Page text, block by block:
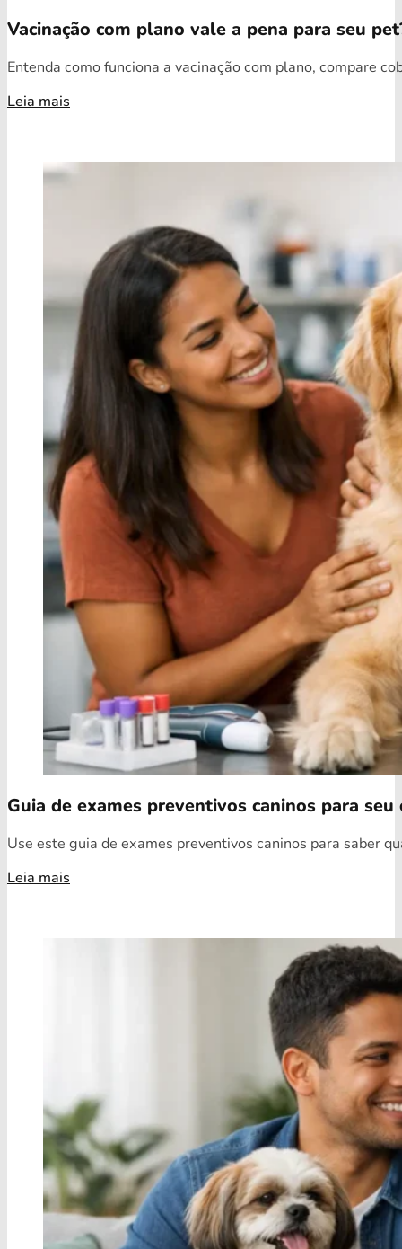
Vacinação com plano vale a pena para seu
Entenda como funciona a vacinação com plano, compare
Leia mais
Guia de exames preventivos caninos para seu
Use este guia de exames preventivos caninos para saber
Leia mais